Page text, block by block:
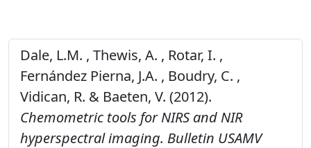
Dale, L.M. , Thewis, A. , Rotar, I. ,
Fernández Pierna, J.A. , Boudry, C. ,
Vidican, R. & Baeten, V. (2012).
Chemometric tools for NIRS and NIR
hyperspectral imaging. Bulletin USAMV